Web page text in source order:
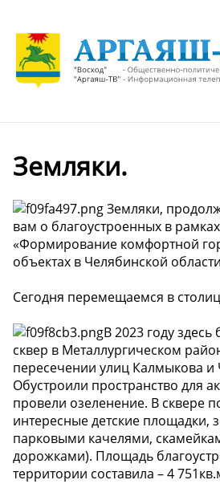
Земляки.
Земляки,
вам о благоустроенных в
«Формирование комфортной
объектах в Челябинской
Сегодня перемещаемся в
В 2023 году
сквер в Металлургическом
пересечении улиц Калмыкова и
Обустроили пространство для
провели озеленение. В сквере
интересные детские площадки,
парковыми качелями,
дорожками). Площадь
территории составила – 4